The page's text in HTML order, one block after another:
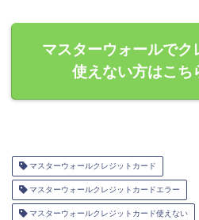
マスターウォールでク
使えない方はこち
マスターウォールクレジットカード
マスターウォールクレジットカードエラー
マスターウォールクレジットカード使えない